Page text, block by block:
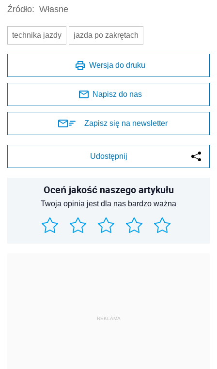
Źródło: Własne
technika jazdy jazda po zakrętach
Wersja do druku
Napisz do nas
Zapisz się na newsletter
Udostępnij
Oceń jakość naszego artykułu
Twoja opinia jest dla nas bardzo ważna
REKLAMA